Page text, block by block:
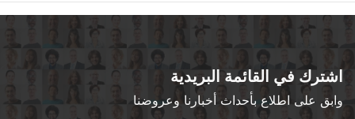
اشترك في القائمة البريدية
وابق على اطلاع بأحداث أخبارنا وعروضنا